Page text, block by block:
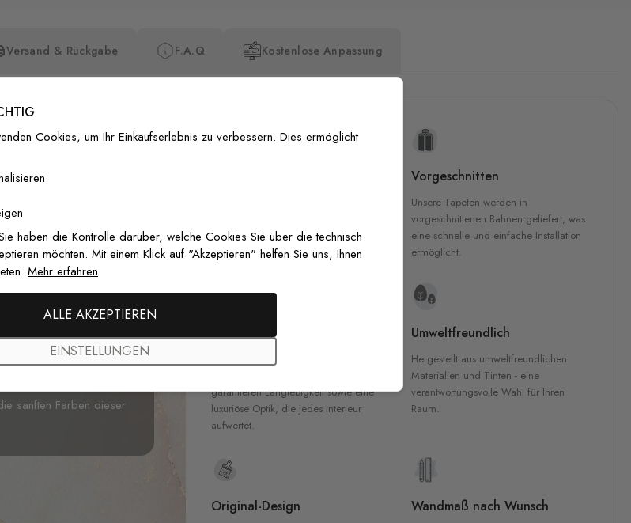
Versand & Rückgabe F.A.Q Kostenlose Anpassung
Skandinavischer
atemberaubende
sehen in einem
aus. Wenn Sie
unsere von der Natur
sanften Farben dieser
zertifizierten Tinten für garantierte
Sicherheit in Innenräumen.
Vorgeschnitten
Unsere Tapeten werden in
vorgeschnittenen Bahnen geliefert, was
eine schnelle und einfache Installation
ermöglicht.
Hochwertige Materialien
garantieren Langlebigkeit sowie eine
luxuriöse Optik, die jedes Interieur
aufwertet.
Umweltfreundlich
Hergestellt aus umweltfreundlichen
Materialien und Tinten - eine
verantwortungsvolle Wahl für Ihren
Raum.
Original-Design Wandmaß nach Wunsch
Cookies, um Ihr Einkaufserlebnis zu verbessern. Dies ermöglicht
haben die Kontrolle darüber, welche Cookies Sie über die technisch
möchten. Mit einem Klick auf "Akzeptieren" helfen Sie uns, Ihnen
Mehr erfahren
ALLE AKZEPTIEREN
EINSTELLUNGEN